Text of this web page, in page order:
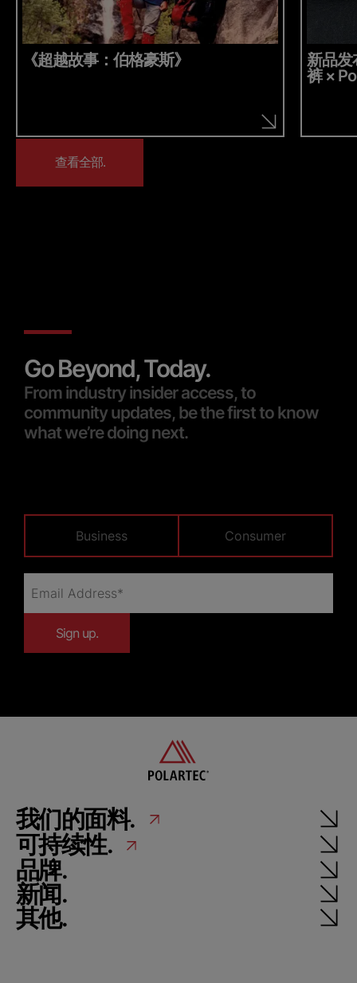
《超越故事：伯格豪斯》
新品发
裤 ×
查看全部.
Go Beyond, Today.
From industry insider access, to
community updates, be the first to know
what we’re doing next.
Business Consumer
我们的面料.
可持续性.
品牌.
新闻.
其他.